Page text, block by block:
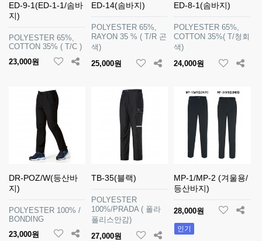
ED-9-1(ED-1-1/솜바
지)
POLYESTER 65%,
COTTON 35% ( T/C )
23,000원
ED-14(솜바지)
POLYESTER 65%,
RAYON 35 % ( T/R 곤
색)
25,000원
ED-8-1(솜바지)
POLYESTER 65%,
COTTON 35%( T/청회
색)
24,000원
DR-POZ/W(등산바
지)
POLYESTER 100% /
BONDING
23,000원
TB-35(블랙)
POLYESTER
100%/PRADA ( 폴라
폴리스안감)
27,000원
MP-1/MP-2 (겨울용/
등산바지)
28,000원
인기